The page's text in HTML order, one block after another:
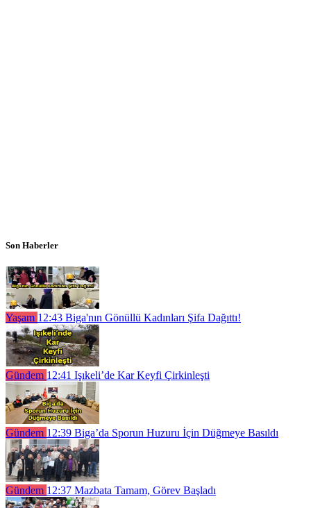
Son Haberler
Yaşam 12:43 Biga'nın Gönüllü Kadınları Şifa Dağıttı!
Gündem 12:41 Işıkeli’de Kar Keyfi Çirkinleşti
Gündem 12:39 Biga’da Sporun Huzuru İçin Düğmeye Basıldı
Gündem 12:37 Mazbata Tamam, Görev Başladı